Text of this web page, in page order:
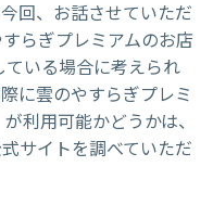
回、お話させていただ
らぎプレミアムのお店
いる場合に考えられ
に雲のやすらぎプレミ
利用可能かどうかは、
サイトを調べていただ